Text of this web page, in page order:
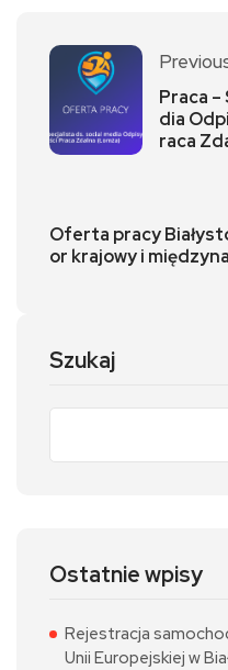
Praca
dia
raca
Oferta pracy
or krajowy i
Szukaj
Ostatnie wpisy
Rejestracja
Unii Europejskiej w